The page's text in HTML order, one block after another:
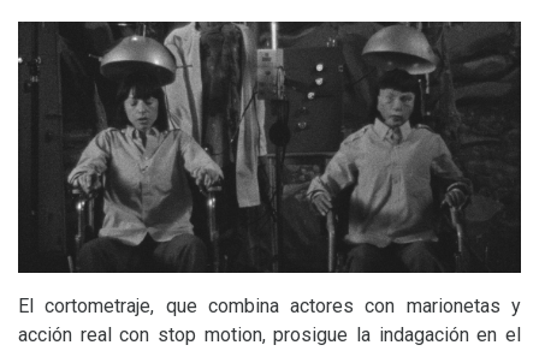
El cortometraje, que combina actores con marionetas y
acción real con stop motion, prosigue la indagación en el